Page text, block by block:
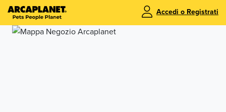
Accedi o Registrati